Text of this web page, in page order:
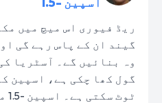
ریڈ فیوری اس میچ میں
گیند ان کے پاس رہے گی
گول کھا چکی ہے، اسپین
ٹوٹ سکتی ہے۔ اسپین -1.5 میری پسند ہے۔